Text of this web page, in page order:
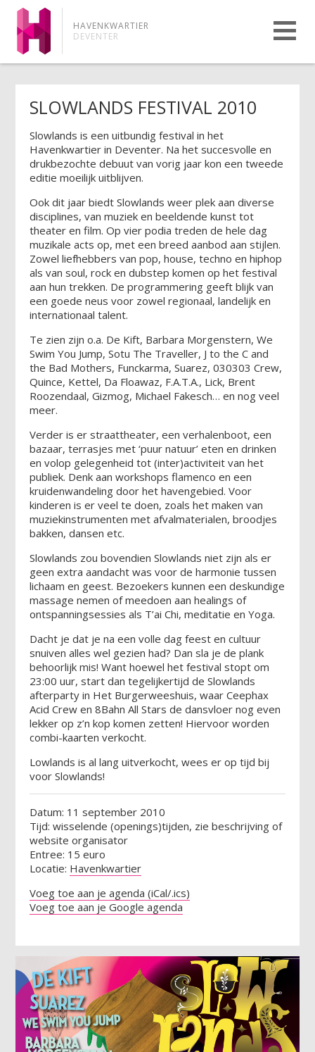
HAVENKWARTIER
DEVENTER
SLOWLANDS FESTIVAL 2010
Slowlands is een uitbundig festival in het
Havenkwartier in Deventer. Na het succesvolle en
drukbezochte debuut van vorig jaar kon een tweede
editie moeilijk uitblijven.
Ook dit jaar biedt Slowlands weer plek aan diverse
disciplines, van muziek en beeldende kunst tot
theater en film. Op vier podia treden de hele dag
muzikale acts op, met een breed aanbod aan stijlen.
Zowel liefhebbers van pop, house, techno en hiphop
als van soul, rock en dubstep komen op het festival
aan hun trekken. De programmering geeft blijk van
een goede neus voor zowel regionaal, landelijk en
internationaal talent.
Te zien zijn o.a. De Kift, Barbara Morgenstern, We
Swim You Jump, Sotu The Traveller, J to the C and
the Bad Mothers, Funckarma, Suarez, 030303 Crew,
Quince, Kettel, Da Floawaz, F.A.T.A., Lick, Brent
Roozendaal, Gizmog, Michael Fakesch… en nog veel
meer.
Verder is er straattheater, een verhalenboot, een
bazaar, terrasjes met ‘puur natuur’ eten en drinken
en volop gelegenheid tot (inter)activiteit van het
publiek. Denk aan workshops flamenco en een
kruidenwandeling door het havengebied. Voor
kinderen is er veel te doen, zoals het maken van
muziekinstrumenten met afvalmaterialen, broodjes
bakken, dansen etc.
Slowlands zou bovendien Slowlands niet zijn als er
geen extra aandacht was voor de harmonie tussen
lichaam en geest. Bezoekers kunnen een deskundige
massage nemen of meedoen aan healings of
ontspanningsessies als T’ai Chi, meditatie en Yoga.
Dacht je dat je na een volle dag feest en cultuur
snuiven alles wel gezien had? Dan sla je de plank
behoorlijk mis! Want hoewel het festival stopt om
23:00 uur, start dan tegelijkertijd de Slowlands
afterparty in Het Burgerweeshuis, waar Ceephax
Acid Crew en 8Bahn All Stars de dansvloer nog even
lekker op z’n kop komen zetten! Hiervoor worden
combi-kaarten verkocht.
Lowlands is al lang uitverkocht, wees er op tijd bij
voor Slowlands!
Datum: 11 september 2010
Tijd: wisselende (openings)tijden, zie beschrijving of
website organisator
Entree: 15 euro
Locatie: Havenkwartier
Voeg toe aan je agenda (iCal/.ics)
Voeg toe aan je Google agenda